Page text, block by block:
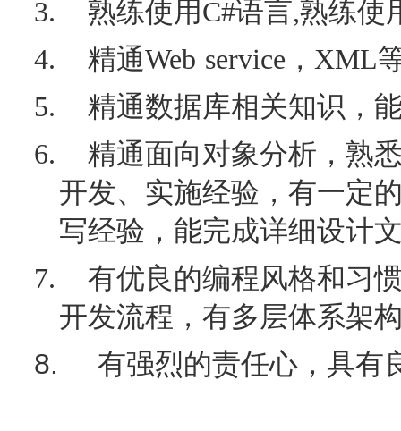
3.
熟练使用C#语言,熟练使
4.
精通Web service ， XML
5.
精通数据库相关知识，
6.
精通面向对象分析，熟
开发、实施经验，有一定
写经验，能完成详细设计
7.
有优良的编程风格和习
开发流程，有多层体系架
8. 有强烈的责任心，具有